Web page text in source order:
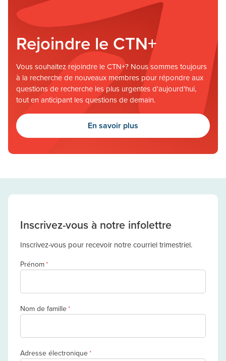
Rejoindre le CTN+
Vous souhaitez rejoindre le CTN+? Nous sommes toujours
à la recherche de nouveaux membres pour répondre aux
questions de recherche les plus urgentes d'aujourd'hui,
tout en anticipant les questions de demain.
En savoir plus
Inscrivez-vous à notre infolettre
Inscrivez-vous pour recevoir notre courriel trimestriel.
Prénom*
Nom de famille*
Adresse électronique*